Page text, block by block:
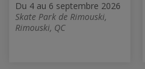
Du 4 au 6 septembre 2026
Skate Park de Rimouski,
Rimouski, QC